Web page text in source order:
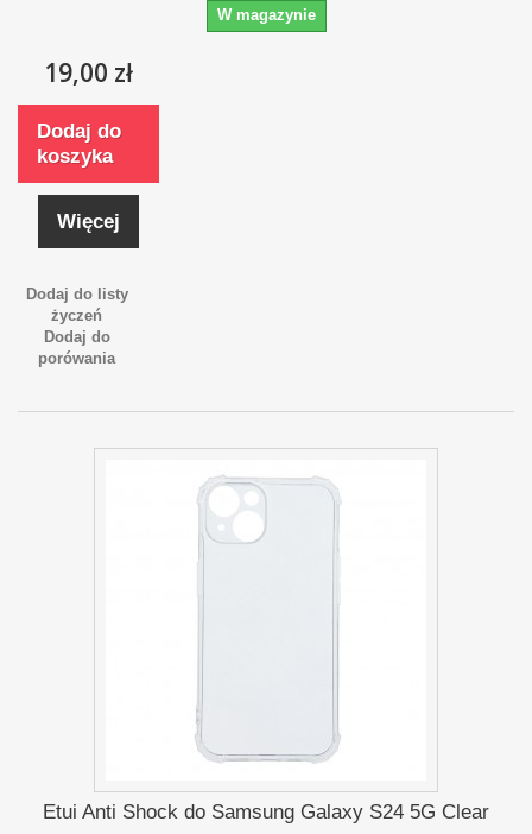
W magazynie
19,00 zł
Dodaj do
koszyka
Więcej
Dodaj do listy
życzeń
Dodaj do
porówania
Etui Anti Shock do Samsung Galaxy S24 5G Clear